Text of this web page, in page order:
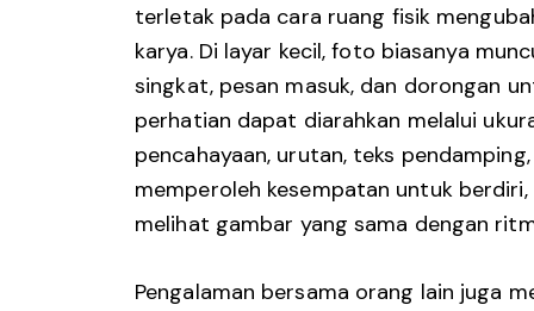
terletak pada cara ruang fisik
karya. Di layar kecil, foto biasanya
singkat, pesan masuk, dan dorongan
perhatian dapat diarahkan melalui
pencahayaan, urutan, teks
memperoleh kesempatan untuk
melihat gambar yang sama dengan
Pengalaman bersama orang lain juga